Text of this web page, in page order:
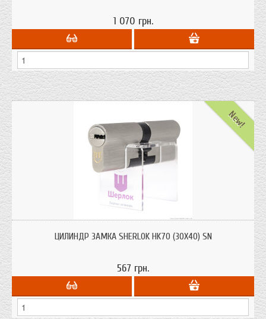
1 070 грн.
New!
системой защиты от высверливания, от выбивания.
ЦИЛИНДР ЗАМКА SHERLOK HK70 (30Х40) SN
567 грн.